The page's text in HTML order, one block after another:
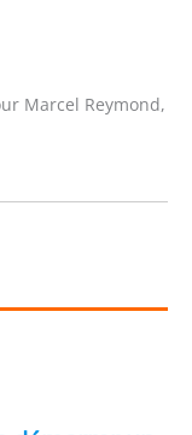
Marcel Reymond,